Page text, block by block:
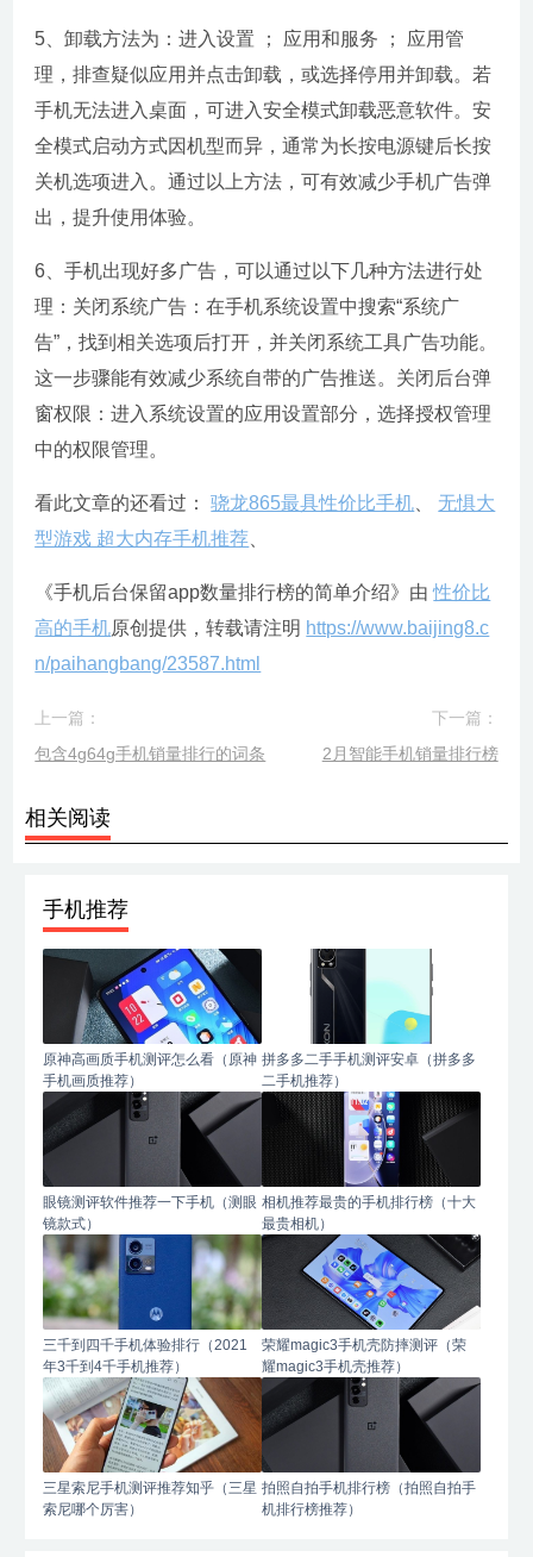
5、卸载方法为：进入设置 ； 应用和服务 ； 应用管
理，排查疑似应用并点击卸载，或选择停用并卸载。若
手机无法进入桌面，可进入安全模式卸载恶意软件。安
全模式启动方式因机型而异，通常为长按电源键后长按
关机选项进入。通过以上方法，可有效减少手机广告弹
出，提升使用体验。
6、手机出现好多广告，可以通过以下几种方法进行处
理：关闭系统广告：在手机系统设置中搜索“系统广
告”，找到相关选项后打开，并关闭系统工具广告功能。
这一步骤能有效减少系统自带的广告推送。关闭后台弹
窗权限：进入系统设置的应用设置部分，选择授权管理
中的权限管理。
看此文章的还看过：骁龙865最具性价比手机
无惧大
型游戏 超大内存手机推荐
《手机后台保留app数量排行榜的简单介绍》由性价比
高的手机原创提供，转载请注明 https://www.baijing8.c
n/paihangbang/23587.html
上一篇：
包含4g64g手机销量排行的词条
下一篇：
2月智能手机销量排行榜
相关阅读
手机推荐
原神高画质手机测评怎么看（原神
手机画质推荐）
拼多多二手手机测评安卓（拼多多
二手机推荐）
眼镜测评软件推荐一下手机（测眼
镜款式）
相机推荐最贵的手机排行榜（十大
最贵相机）
三千到四千手机体验排行（2021
年3千到4千手机推荐）
荣耀magic3手机壳防摔测评（荣
耀magic3手机壳推荐）
三星索尼手机测评推荐知乎（三星
索尼哪个厉害）
拍照自拍手机排行榜（拍照自拍手
机排行榜推荐）